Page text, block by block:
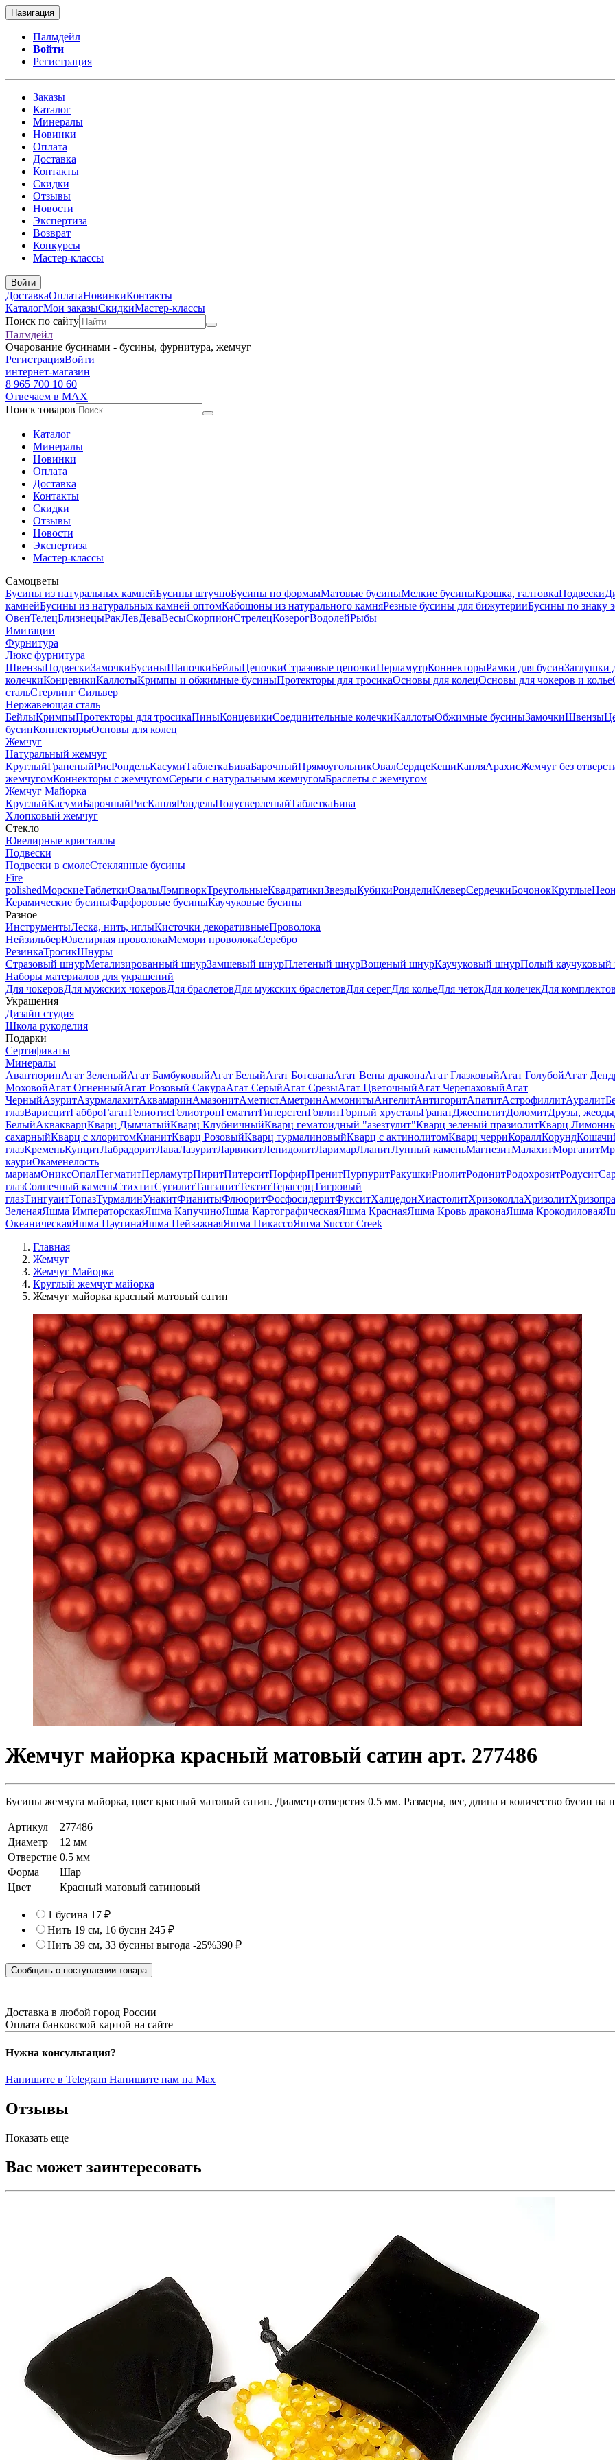
Навигация
Палмдейл
Войти
Регистрация
Заказы
Каталог
Минералы
Новинки
Оплата
Доставка
Контакты
Скидки
Отзывы
Новости
Экспертиза
Возврат
Конкурсы
Мастер-классы
Войти
ДоставкаОплатаНовинкиКонтакты
КаталогМои заказыСкидкиМастер-классы
Поиск по сайту
Палмдейл
Очарование бусинами - бусины, фурнитура, жемчуг
РегистрацияВойти
интернет-магазин
8 965 700 10 60
Отвечаем в MAX
Поиск товаров
Каталог
Минералы
Новинки
Оплата
Доставка
Контакты
Скидки
Отзывы
Новости
Экспертиза
Мастер-классы
Самоцветы
Бусины из натуральных камнейБусины штучноБусины по формамМатовые бусиныМелкие бусиныКрошка, галтовкаПодвески
камнейБусины из натуральных камней оптомКабошоны из натурального камняРезные бусины для бижутерииБусины по знаку
ОвенТелецБлизнецыРакЛевДеваВесыСкорпионСтрелецКозерогВодолейРыбы
Имитации
Фурнитура
Люкс фурнитура
ШвензыПодвескиЗамочкиБусиныШапочкиБейлыЦепочкиСтразовые цепочкиПерламутрКоннекторыРамки для бусинЗаглушки
колечкиКонцевикиКаллотыКримпы и обжимные бусиныПротекторы для тросикаОсновы для колецОсновы для чокеров и колье
стальСтерлинг Сильвер
Нержавеющая сталь
БейлыКримпыПротекторы для тросикаПиныКонцевикиСоединительные колечкиКаллотыОбжимные бусиныЗамочкиШвензы
бусинКоннекторыОсновы для колец
Жемчуг
Натуральный жемчуг
КруглыйГраненыйРисРондельКасумиТаблеткаБиваБарочныйПрямоугольникОвалСердцеКешиКапляАрахисЖемчуг без
жемчугомКоннекторы с жемчугомСерьги с натуральным жемчугомБраслеты с жемчугом
Жемчуг Майорка
КруглыйКасумиБарочныйРисКапляРондельПолусверленыйТаблеткаБива
Хлопковый жемчуг
Стекло
Ювелирные кристаллы
Подвески
Подвески в смолеСтеклянные бусины
Fire
polishedМорскиеТаблеткиОвалыЛэмпворкТреугольныеКвадратикиЗвездыКубикиРонделиКлеверСердечкиБочонокКруглые
Керамические бусиныФарфоровые бусиныКаучуковые бусины
Разное
ИнструментыЛеска, нить, иглыКисточки декоративныеПроволока
НейзильберЮвелирная проволокаМемори проволокаСеребро
РезинкаТросикШнуры
Стразовый шнурМетализированный шнурЗамшевый шнурПлетеный шнурВощеный шнурКаучуковый шнурПолый
Наборы материалов для украшений
Для чокеровДля мужских чокеровДля браслетовДля мужских браслетовДля серегДля кольеДля четокДля колечекДля
Украшения
Дизайн студия
Школа рукоделия
Подарки
Сертификаты
Минералы
АвантюринАгат ЗеленыйАгат БамбуковыйАгат БелыйАгат БотсванаАгат Вены драконаАгат ГлазковыйАгат ГолубойАгат
МоховойАгат ОгненныйАгат Розовый СакураАгат СерыйАгат СрезыАгат ЦветочныйАгат ЧерепаховыйАгат
ЧерныйАзуритАзурмалахитАквамаринАмазонитАметистАметринАммонитыАнгелитАнтигоритАпатитАстрофиллитАуралит
глазВарисцитГабброГагатГелиотисГелиотропГематитГиперстенГовлитГорный хрустальГранатДжеспилитДоломитДрузы, жеоды
БелыйАквакварцКварц ДымчатыйКварц КлубничныйКварц гематоидный "азезтулит"Кварц зеленый празиолитКварц
сахарныйКварц с хлоритомКианитКварц РозовыйКварц турмалиновыйКварц с актинолитомКварц черриКораллКорунд
глазКременьКунцитЛабрадоритЛаваЛазуритЛарвикитЛепидолитЛаримарЛланитЛунный каменьМагнезитМалахитМорганит
кауриОкаменелость
мариамОниксОпалПегматитПерламутрПиритПитерситПорфирПренитПурпуритРакушкиРиолитРодонитРодохрозитРодусит
глазСолнечный каменьСтихтитСугилитТанзанитТектитТерагерцТигровый
глазТингуаитТопазТурмалинУнакитФианитыФлюоритФосфосидеритФукситХалцедонХиастолитХризоколлаХризолит
ЗеленаяЯшма ИмператорскаяЯшма КапучиноЯшма КартографическаяЯшма КраснаяЯшма Кровь драконаЯшма Крокодиловая
ОкеаническаяЯшма ПаутинаЯшма ПейзажнаяЯшма ПикассоЯшма Succor Creek
Главная
Жемчуг
Жемчуг Майорка
Круглый жемчуг майорка
Жемчуг майорка красный матовый сатин
Жемчуг майорка красный матовый сатин арт. 277486
Бусины жемчуга майорка, цвет красный матовый сатин. Диаметр отверстия 0.5 мм. Размеры, вес, длина и количество бусин на
Артикул
277486
Диаметр
12 мм
Отверстие 0.5 мм
Форма
Шар
Цвет
Красный матовый сатиновый
1 бусина 17 ₽
Нить 19 см, 16 бусин 245 ₽
Нить 39 см, 33 бусины выгода -25%390 ₽
Сообщить о поступлении товара
Доставка в любой город России
Оплата банковской картой на сайте
Нужна консультация?
Напишите в Telegram Напишите нам на Max
Отзывы
Показать еще
Вас может заинтересовать